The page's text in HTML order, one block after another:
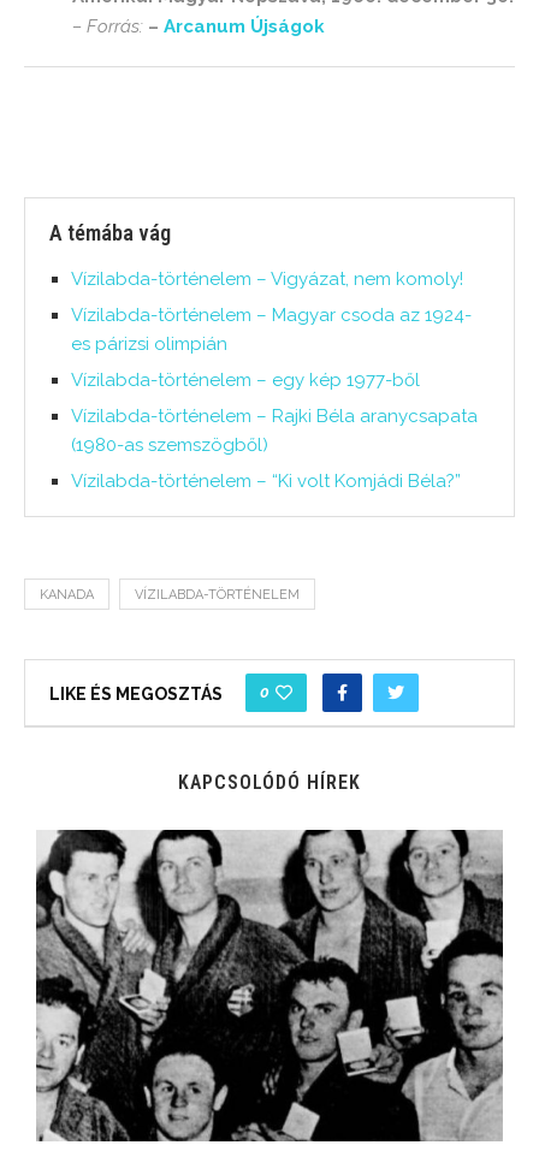
– Forrás: – Arcanum Újságok
A témába vág
Vízilabda-történelem – Vigyázat, nem komoly!
Vízilabda-történelem – Magyar csoda az 1924-
es párizsi olimpián
Vízilabda-történelem – egy kép 1977-ből
Vízilabda-történelem – Rajki Béla aranycsapata
(1980-as szemszögből)
Vízilabda-történelem – “Ki volt Komjádi Béla?”
KANADA VÍZILABDA-TÖRTÉNELEM
LIKE ÉS MEGOSZTÁS 0
KAPCSOLÓDÓ HÍREK